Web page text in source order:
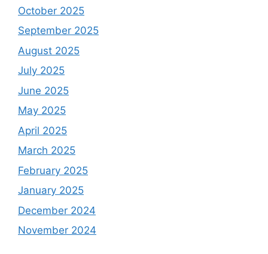
October 2025
September 2025
August 2025
July 2025
June 2025
May 2025
April 2025
March 2025
February 2025
January 2025
December 2024
November 2024